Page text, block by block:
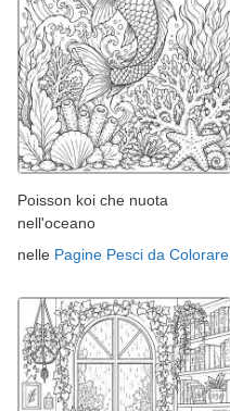
Poisson koi che nuota
nell'oceano
nelle Pagine Pesci da Colorare